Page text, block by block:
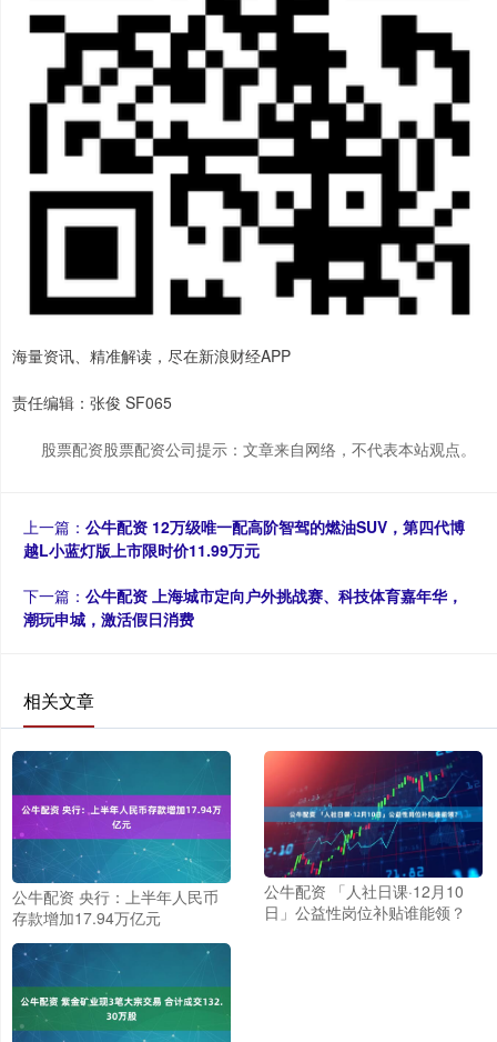
海量资讯、精准解读，尽在新浪财经APP
责任编辑：张俊 SF065
股票配资股票配资公司提示：文章来自网络，不代表本站观点。
上一篇： 公牛配资 12万级唯一配高阶智驾的燃油SUV，第四代博
越L小蓝灯版上市限时价11.99万元
下一篇： 公牛配资 上海城市定向户外挑战赛、科技体育嘉年华，
潮玩申城，激活假日消费
相关文章
公牛配资 央行：上半年人民币
存款增加17.94万亿元
公牛配资 「人社日课·12月10
日」公益性岗位补贴谁能领？